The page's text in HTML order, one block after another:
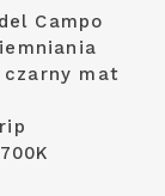
Campo
czarny mat